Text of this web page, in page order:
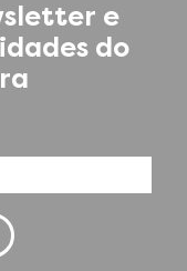
e
do